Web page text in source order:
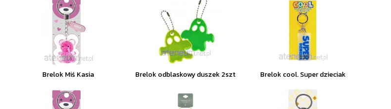
Brelok Miś Kasia Brelok odblaskowy duszek 2szt Brelok cool. Super dzieciak